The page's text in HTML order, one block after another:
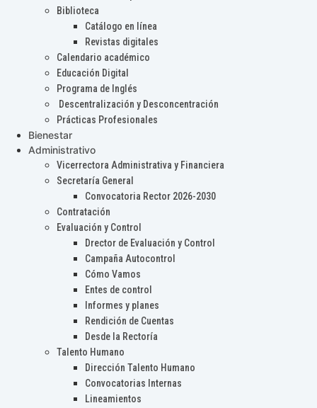
Biblioteca
Catálogo en línea
Revistas digitales
Calendario académico
Educación Digital
Programa de Inglés
Descentralización y Desconcentración
Prácticas Profesionales
Bienestar
Administrativo
Vicerrectora Administrativa y Financiera
Secretaría General
Convocatoria Rector 2026-2030
Contratación
Evaluación y Control
Drector de Evaluación y Control
Campaña Autocontrol
Cómo Vamos
Entes de control
Informes y planes
Rendición de Cuentas
Desde la Rectoría
Talento Humano
Dirección Talento Humano
Convocatorias Internas
Lineamientos